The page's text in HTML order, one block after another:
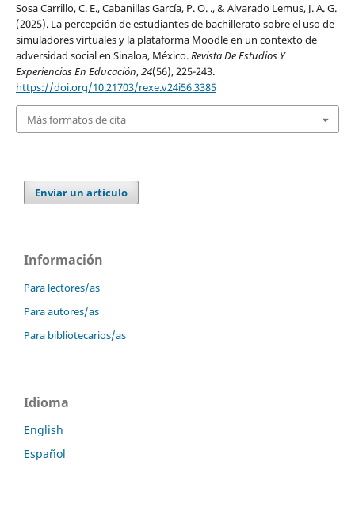
Sosa Carrillo, C. E., Cabanillas García, P. O. ., & Alvarado Lemus, J. A. G.
(2025). La percepción de estudiantes de bachillerato sobre el uso de
simuladores virtuales y la plataforma Moodle en un contexto de
adversidad social en Sinaloa, México.Revista De Estudios Y
Experiencias En Educación,24(56), 225-243.
https://doi.org/10.21703/rexe.v24i56.3385
Más formatos de cita
Enviar un artículo
Información
Para lectores/as
Para autores/as
Para bibliotecarios/as
Idioma
English
Español